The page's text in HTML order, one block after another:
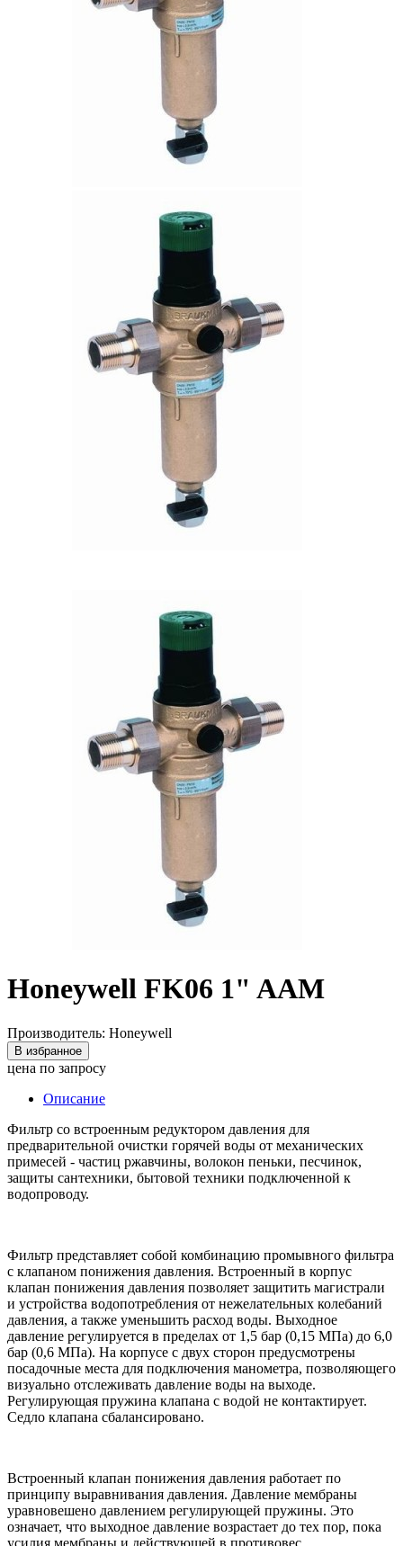
Honeywell FK06 1" AAM
Производитель: Honeywell
В избранное
цена по запросу
Описание
Фильтр со встроенным редуктором давления для
предварительной очистки горячей воды от механических
примесей - частиц ржавчины, волокон пеньки, песчинок,
защиты сантехники, бытовой техники подключенной к
водопроводу.
Фильтр представляет собой комбинацию промывного фильтра
с клапаном понижения давления. Встроенный в корпус
клапан понижения давления позволяет защитить магистрали
и устройства водопотребления от нежелательных колебаний
давления, а также уменьшить расход воды. Выходное
давление регулируется в пределах от 1,5 бар (0,15 МПа) до 6,0
бар (0,6 МПа). На корпусе с двух сторон предусмотрены
посадочные места для подключения манометра, позволяющего
визуально отслеживать давление воды на выходе.
Регулирующая пружина клапана с водой не контактирует.
Седло клапана сбалансировано.
Встроенный клапан понижения давления работает по
принципу выравнивания давления. Давление мембраны
уравновешено давлением регулирующей пружины. Это
означает, что выходное давление возрастает до тех пор, пока
усилия мембраны и действующей в противовес